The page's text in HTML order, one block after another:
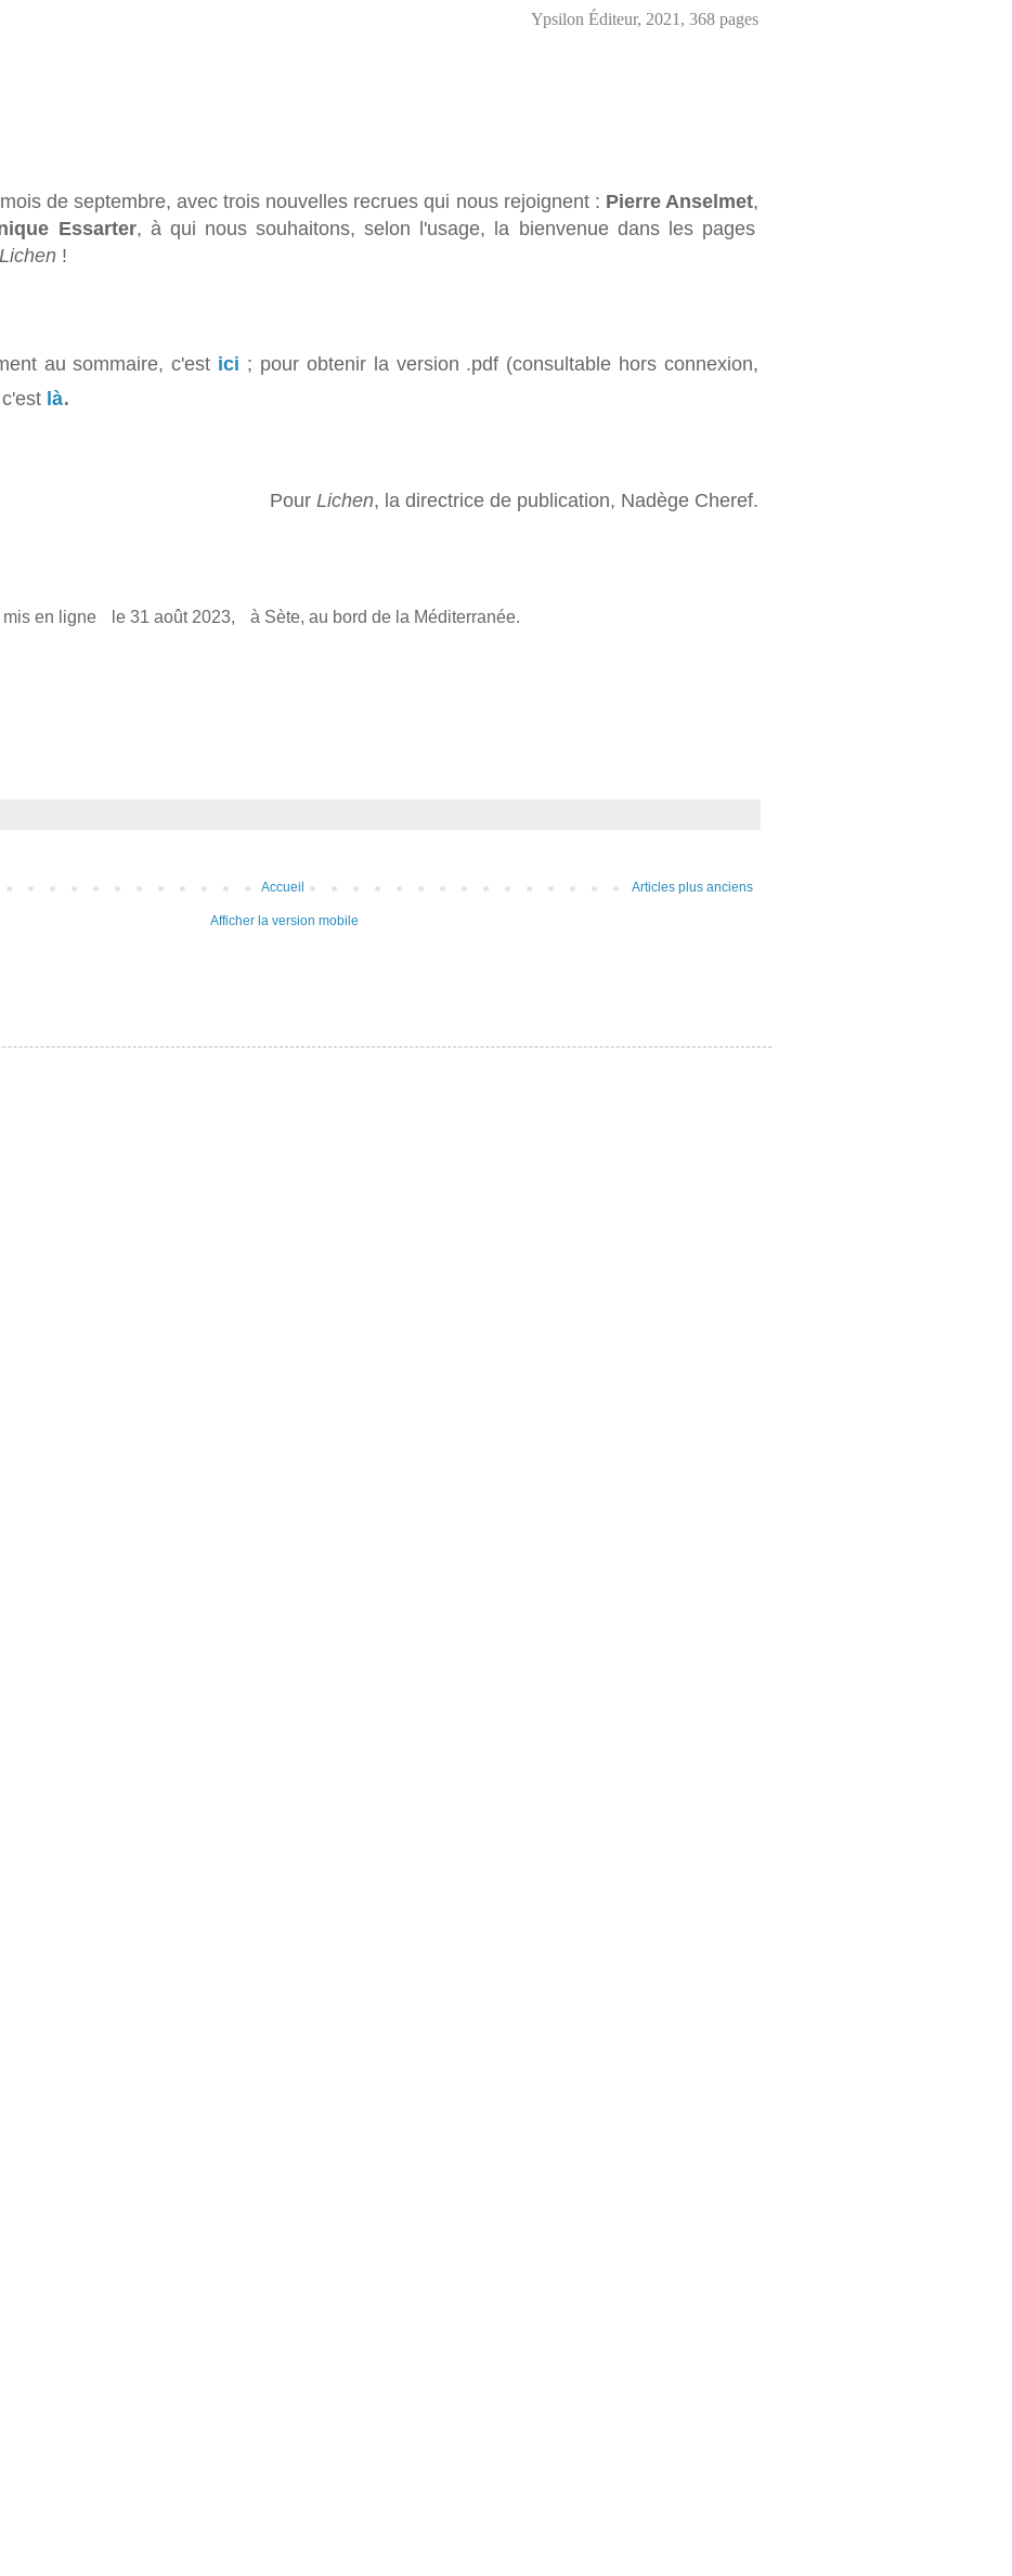
Ypsilon Éditeur, 2021, 368 pages
de septembre, avec trois nouvelles recrues qui nous rejoignent : Pierre Anselmet,
Essarter, à qui nous souhaitons, selon l'usage, la bienvenue dans les pages
Lichen !
au sommaire, c'est ici ; pour obtenir la version .pdf (consultable hors connexion,
là.
Pour Lichen, la directrice de publication, Nadège Cheref.
mis en ligne le 31 août2023, à Sète, au bord de la Méditerranée.
Articles plus anciens
Accueil
Afficher la version mobile